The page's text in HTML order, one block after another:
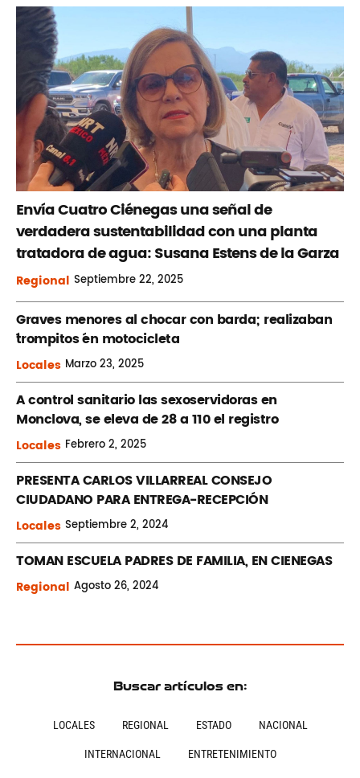
Envía Cuatro Ciénegas una señal de
verdadera sustentabilidad con una planta
tratadora de agua: Susana Estens de la Garza
Regional Septiembre22, 2025
Graves menores al chocar con barda; realizaban
´trompitos ´en motocicleta
Locales Marzo23, 2025
A control sanitario las sexoservidoras en
Monclova, se eleva de 28 a 110 el registro
Locales Febrero2, 2025
PRESENTA CARLOS VILLARREAL CONSEJO
CIUDADANO PARA ENTREGA-RECEPCIÓN
Locales Septiembre2, 2024
TOMAN ESCUELA PADRES DE FAMILIA, EN CIENEGAS
Regional Agosto26, 2024
Buscar artículos en:
LOCALES REGIONAL ESTADO NACIONAL
INTERNACIONAL ENTRETENIMIENTO